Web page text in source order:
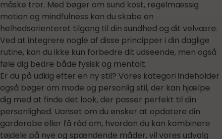
måske tror. Med bøger om sund kost, regelmæssig
motion og mindfulness kan du skabe en
helhedsorienteret tilgang til din sundhed og dit velvære.
Ved at integrere nogle af disse principper i din daglige
rutine, kan du ikke kun forbedre dit udseende, men også
føle dig bedre både fysisk og mentalt.
Er du på udkig efter en ny stil? Vores kategori indeholder
også bøger om mode og personlig stil, der kan hjælpe
dig med at finde det look, der passer perfekt til din
personlighed. Uanset om du ønsker at opdatere din
garderobe eller få råd om, hvordan du kan kombinere
tøjdele på nye og spændende måder, vil vores udvalg